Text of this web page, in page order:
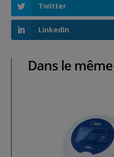
Twitter
LinkedIn
Dans le